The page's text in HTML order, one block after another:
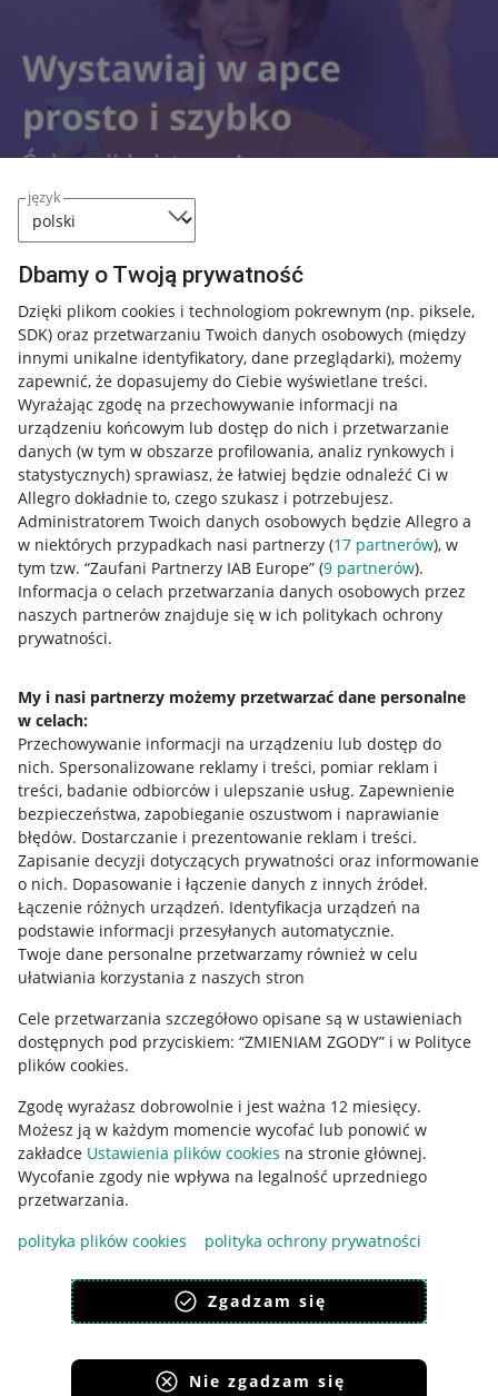
język
Dbamy o Twoją prywatność
Dzięki plikom cookies i technologiom pokrewnym (np. piksele,
SDK) oraz przetwarzaniu Twoich danych osobowych (między
innymi unikalne identyfikatory, dane przeglądarki), możemy
zapewnić, że dopasujemy do Ciebie wyświetlane treści.
Wyrażając zgodę na przechowywanie informacji na
urządzeniu końcowym lub dostęp do nich i przetwarzanie
danych (w tym w obszarze profilowania, analiz rynkowych i
statystycznych) sprawiasz, że łatwiej będzie odnaleźć Ci w
Allegro dokładnie to, czego szukasz i potrzebujesz.
Administratorem Twoich danych osobowych będzie Allegro a
w niektórych przypadkach nasi partnerzy (17 partnerów), w
tym tzw. “Zaufani Partnerzy IAB Europe” (9 partnerów).
Informacja o celach przetwarzania danych osobowych przez
naszych partnerów znajduje się w ich politykach ochrony
prywatności.
My i nasi partnerzy możemy przetwarzać dane personalne
w celach:
Przechowywanie informacji na urządzeniu lub dostęp do
nich. Spersonalizowane reklamy i treści, pomiar reklam i
treści, badanie odbiorców i ulepszanie usług. Zapewnienie
bezpieczeństwa, zapobieganie oszustwom i naprawianie
błędów. Dostarczanie i prezentowanie reklam i treści.
Zapisanie decyzji dotyczących prywatności oraz informowanie
o nich. Dopasowanie i łączenie danych z innych źródeł.
Łączenie różnych urządzeń. Identyfikacja urządzeń na
podstawie informacji przesyłanych automatycznie.
Twoje dane personalne przetwarzamy również w celu
ułatwiania korzystania z naszych stron
Cele przetwarzania szczegółowo opisane są w ustawieniach
dostępnych pod przyciskiem: “ZMIENIAM ZGODY” i w Polityce
plików cookies.
Zgodę wyrażasz dobrowolnie i jest ważna 12 miesięcy.
Możesz ją w każdym momencie wycofać lub ponowić w
zakładce Ustawienia plików cookies na stronie głównej.
Wycofanie zgody nie wpływa na legalność uprzedniego
przetwarzania.
polityka plików cookies
polityka ochrony prywatności
Zgadzam się
Nie zgadzam się
Przydatne informacje
Jak to działa
Napisz do nas
Allegro Gadane dla sprzedających
Allegro Gadane dla kupujących
Mapa miejscowości
Informacje prawne
Regulamin
Polityka plików "cookies"
Ustawienia plików "cookies"
Udostępnianie lokalizacji
Informacje dla Aktu o Usługach Cyfrowych
Pobierz aplikację
Korzystanie z serwisu oznacza akceptacjęregulaminu.